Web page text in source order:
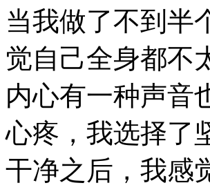
当我做了不到半
觉自己全身都不
内心有一种声音
心疼，我选择了
干净之后，我感